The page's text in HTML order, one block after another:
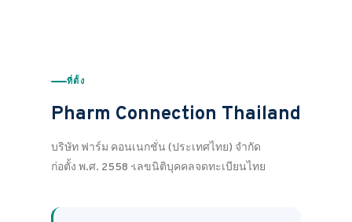
ที่ตั้ง
Pharm Connection Thailand
บริษัท ฟาร์ม คอนเนกชั่น (ประเทศไทย) จำกัด
ก่อตั้ง พ.ศ. 2558 · เลขนิติบุคคลจดทะเบียนไทย